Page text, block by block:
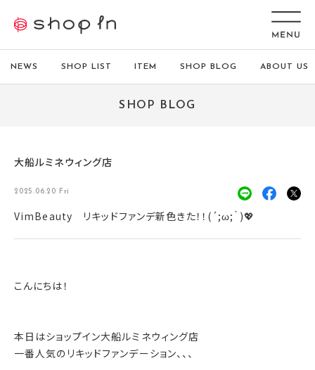
NEWS SHOP LIST ITEM SHOP BLOG ABOUT US
SHOP BLOG
大船ルミネウィング店
2025.06.20 Fri
VimBeauty リキッドファンデ新色きた！！(´;ω;｀)💖
こんにちは！
本日はショップイン大船ルミネウィング店
一番人気のリキッドファンデーション、、、